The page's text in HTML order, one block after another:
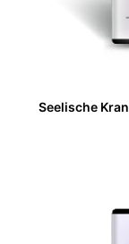
Seelische